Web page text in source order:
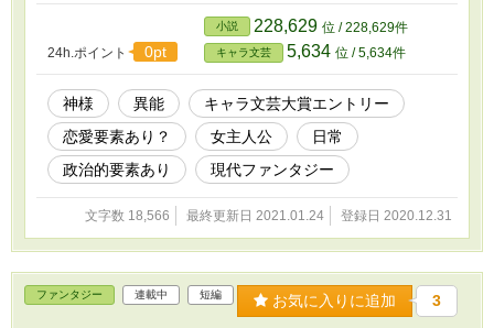
24h.ポイント 0pt
小説 228,629 位 / 228,629件
キャラ文芸 5,634 位 / 5,634件
神様 異能
キャラ文芸大賞エントリー
恋愛要素あり？
女主人公
日常
政治的要素あり
現代ファンタジー
文字数 18,566 最終更新日 2021.01.24 登録日 2020.12.31
ファンタジー 連載中 短編 お気に入りに追加 3